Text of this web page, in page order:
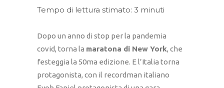
Tempo di lettura stimato: 3 minuti
Dopo un anno di stop per la pandemia
covid, torna la maratona di New York, che
festeggia la 50ma edizione. E l’Italia torna
protagonista, con il recordman italiano